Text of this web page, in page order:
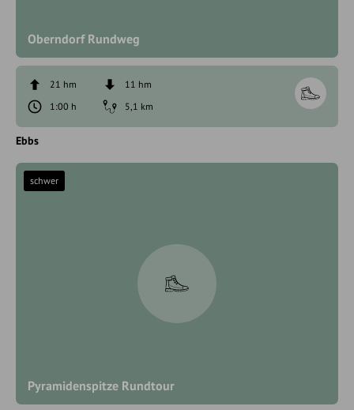
Oberndorf Rundweg
21 hm
11 hm
1:00 h
5,1 km
Ebbs
Pyramidenspitze Rundtour
schwer